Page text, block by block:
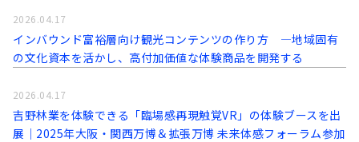
インバウンド富裕層向け観光コンテンツの作り方 ―地域固有
の文化資本を活かし、高付加価値な体験商品を開発する
2026.04.17
吉野林業を体験できる「臨場感再現触覚VR」の体験ブースを出
展｜2025年大阪・関西万博＆拡張万博 未来体感フォーラム参加
2026.04.17